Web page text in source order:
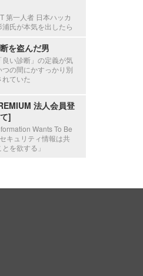
第一人者 日本ハッカ
浦氏が本気を出したら
を盗んだ男
良い診断」の定義が気
の間にかすっかり別
ていた
法人会員登
]
Wants To Be
キュリティ情報は共
を欲する」